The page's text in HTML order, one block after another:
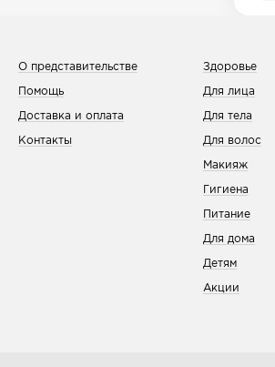
О представительстве
Помощь
Доставка и оплата
Контакты
Здоровье
Для лица
Для тела
Для волос
Макияж
Гигиена
Питание
Для дома
Детям
Акции